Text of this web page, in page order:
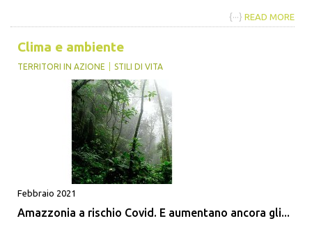
{···} READ MORE
Clima e ambiente
TERRITORI IN AZIONE STILI DI VITA
Febbraio 2021
Amazzonia a rischio Covid. E aumentano ancora gli...